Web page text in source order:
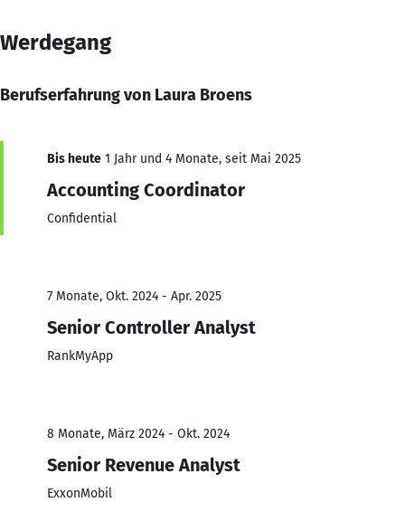
Werdegang
Berufserfahrung von Laura Broens
Bis heute 1 Jahr und 4 Monate, seit Mai 2025
Accounting Coordinator
Confidential
7 Monate, Okt. 2024 - Apr. 2025
Senior Controller Analyst
RankMyApp
8 Monate, März 2024 - Okt. 2024
Senior Revenue Analyst
ExxonMobil